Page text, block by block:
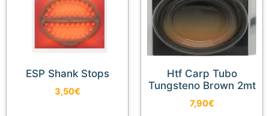
ESP Shank Stops
3,50€
Htf Carp Tubo
Tungsteno Brown 2mt
7,90€